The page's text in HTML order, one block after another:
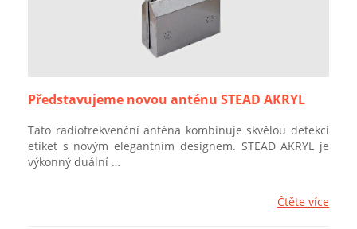
Představujeme novou anténu STEAD AKRYL
Tato radiofrekvenční anténa kombinuje skvělou detekci
etiket s novým elegantním designem. STEAD AKRYL je
výkonný duální …
Čtěte více